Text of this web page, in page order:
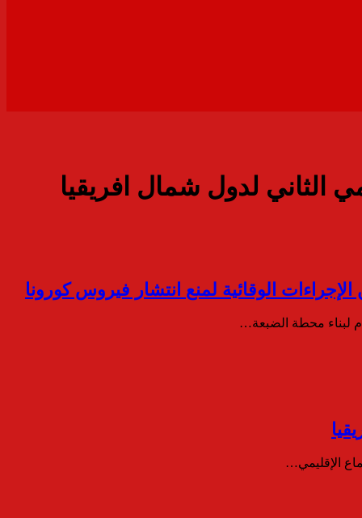
الوقائية لمنع انتشار فيروس كورونا
لبناء محطة الضبعة…
الإقليمي…